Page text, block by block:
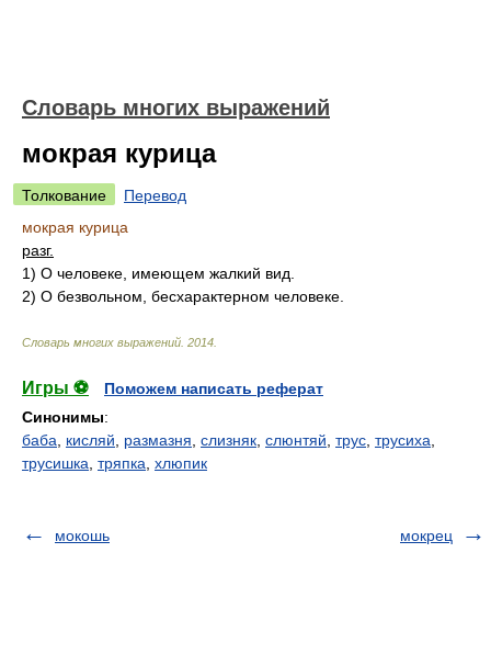
Словарь многих выражений
мокрая курица
Толкование
Перевод
мокрая курица
разг.
1) О человеке, имеющем жалкий вид.
2) О безвольном, бесхарактерном человеке.
Словарь многих выражений 2014
Игры ⚽
Поможем написать реферат
Синонимы:
баба
кисляй размазня слизняк слюнтяй трус трусиха
трусишка тряпка хлюпик
мокошь мокрец